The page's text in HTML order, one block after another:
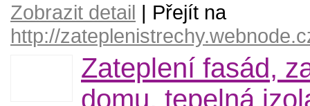
Zobrazit detail | Přejít na
http://
Zateplení fasád,
domu, tepelná